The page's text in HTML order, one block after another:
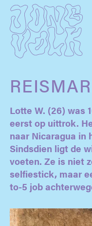
Lotte W. (26) was
eerst op uittrok.
naar Nicaragua in
Sindsdien ligt de
voeten. Ze is niet
selfiestick, maar
to-5 job